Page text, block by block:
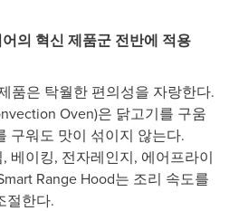
의 혁신 제품군 전반에 적용
품은 탁월한 편의성을 자랑한다.
Oven)은 닭고기를 구움
구워도 맛이 섞이지 않는다.
베이킹, 전자레인지, 에어프라이
Range Hood는 조리 속도를
절한다.